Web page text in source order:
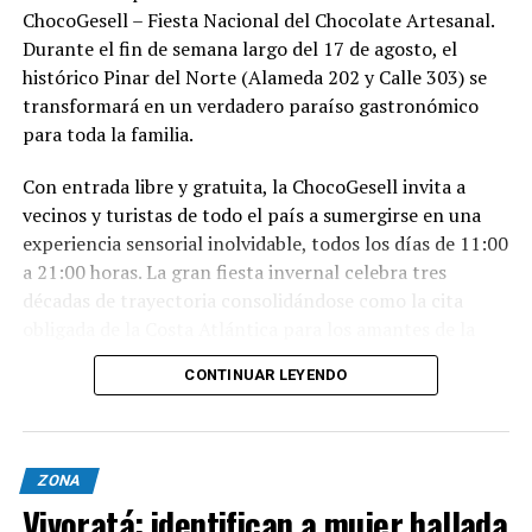
ChocoGesell – Fiesta Nacional del Chocolate Artesanal.
Durante el fin de semana largo del 17 de agosto, el
histórico Pinar del Norte (Alameda 202 y Calle 303) se
transformará en un verdadero paraíso gastronómico
para toda la familia.
Con entrada libre y gratuita, la ChocoGesell invita a
vecinos y turistas de todo el país a sumergirse en una
experiencia sensorial inolvidable, todos los días de 11:00
a 21:00 horas. La gran fiesta invernal celebra tres
décadas de trayectoria consolidándose como la cita
buena repostería, el paisaje natural y la tradición
geselina.
Sabores, espectáculos y naturaleza en un solo lugar
Nacida en 1996, la fiesta reúne este año al talento de los
mejores expositores, maestros chocolateros y
reposteros de Villa Gesell y de todo el país. Los
CONTINUAR LEYENDO
ZONA